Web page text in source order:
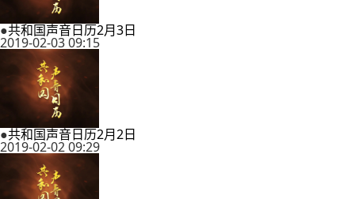
●共和国声音日历2月3日
2019-02-03 09:15
●共和国声音日历2月2日
2019-02-02 09:29